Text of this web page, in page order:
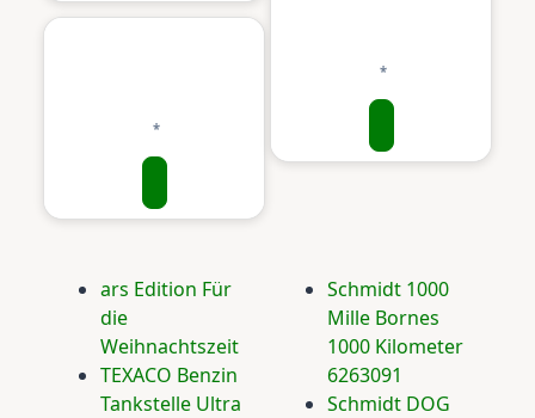
ars Edition Für
die
Weihnachtszeit
TEXACO Benzin
Tankstelle Ultra
Schmidt 1000
Mille Bornes
1000 Kilometer
6263091
Schmidt DOG